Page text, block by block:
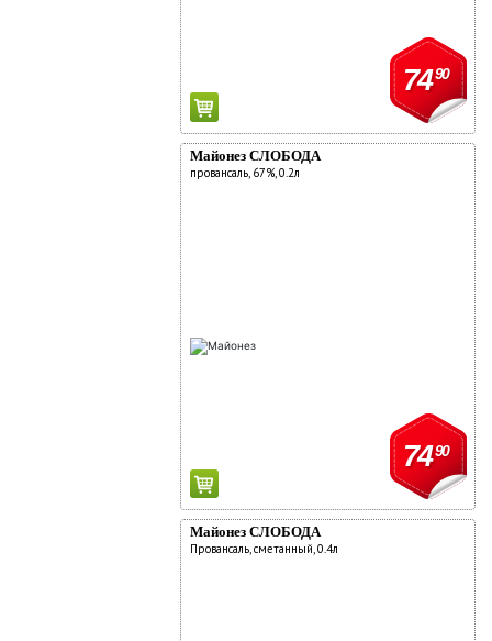
7490
Майонез СЛОБОДА
провансаль, 67%, 0.2л
7490
Майонез СЛОБОДА
Провансаль, сметанный, 0.4л